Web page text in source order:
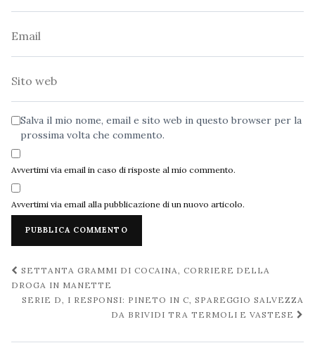
Salva il mio nome, email e sito web in questo browser per la
prossima volta che commento.
Avvertimi via email in caso di risposte al mio commento.
Avvertimi via email alla pubblicazione di un nuovo articolo.
Navigazione
post
SETTANTA GRAMMI DI COCAINA, CORRIERE DELLA
DROGA IN MANETTE
SERIE D, I RESPONSI: PINETO IN C, SPAREGGIO SALVEZZA
DA BRIVIDI TRA TERMOLI E VASTESE